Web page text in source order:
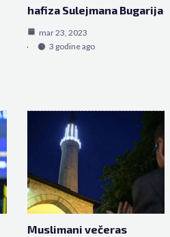
hafiza Sulejmana Bugarija
mar 23, 2023
3 godine ago
Muslimani večeras